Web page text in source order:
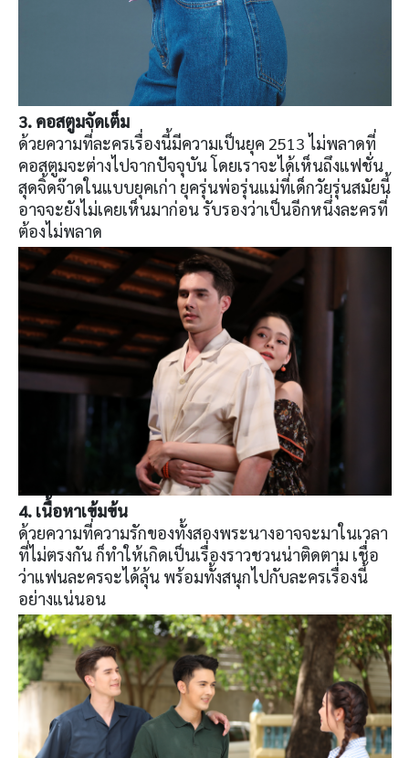
3. คอสตูมจัดเต็ม
ด้วยความที่ละครเรื่องนี้มีความเป็นยุค 2513 ไม่พลาดที่
คอสตูมจะต่างไปจากปัจจุบัน โดยเราจะได้เห็นถึงแฟชั่น
สุดจิ้ดจ๊าดในแบบยุคเก่า ยุครุ่นพ่อรุ่นแม่ที่เด็กวัยรุ่นสมัยนี้
อาจจะยังไม่เคยเห็นมาก่อน รับรองว่าเป็นอีกหนึ่งละครที่
ต้องไม่พลาด
4. เนื้อหาเข้มข้น
ด้วยความที่ความรักของทั้งสองพระนางอาจจะมาในเวลา
ที่ไม่ตรงกัน ก็ทำให้เกิดเป็นเรื่องราวชวนน่าติดตาม เชื่อ
ว่าแฟนละครจะได้ลุ้น พร้อมทั้งสนุกไปกับละครเรื่องนี้
อย่างแน่นอน